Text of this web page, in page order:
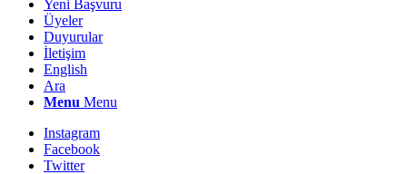
Yeni Başvuru
Üyeler
Duyurular
İletişim
English
Ara
Menu Menu
Instagram
Facebook
Twitter